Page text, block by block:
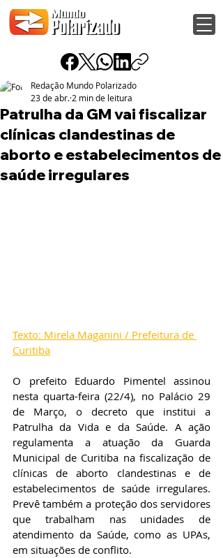
Patrulha da GM vai fiscalizar
clínicas clandestinas de
aborto e estabelecimentos de
saúde irregulares
Redação Mundo Polarizado
23 de abr. 2 min de leitura
Texto: Mirela Maganini / Prefeitura de
Curitiba
O prefeito Eduardo Pimentel assinou
nesta quarta-feira (22/4), no Palácio 29
de Março, o decreto que institui a
Patrulha da Vida e da Saúde. A ação
regulamenta a atuação da Guarda
Municipal de Curitiba na fiscalização de
clínicas de aborto clandestinas e de
estabelecimentos de saúde irregulares.
Prevê também a proteção dos servidores
que trabalham nas unidades de
atendimento da Saúde, como as UPAs,
em situações de conflito.